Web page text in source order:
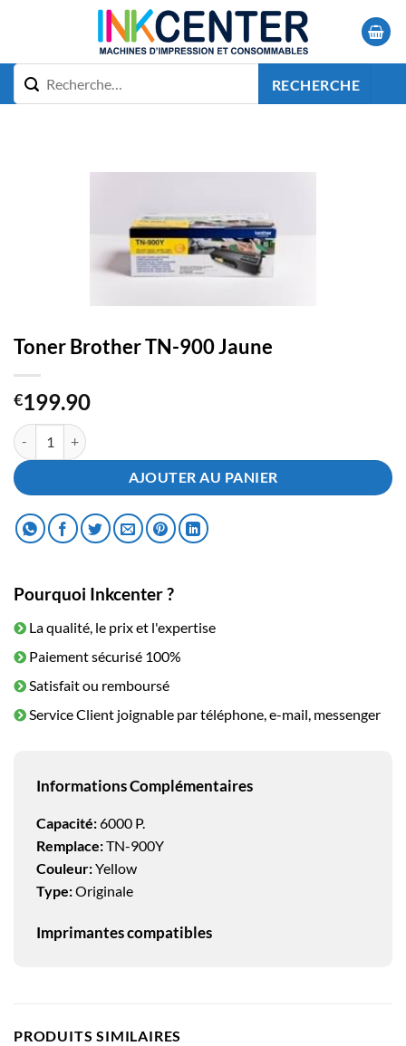
RECHERCHE
Toner Brother TN-900 Jaune
€199.90
quantité de Toner Brother TN-900 Jaune
AJOUTER AU PANIER
Pourquoi Inkcenter ?
La qualité, le prix et l'expertise
Paiement sécurisé 100%
Satisfait ou remboursé
Service Client joignable par téléphone, e-mail, messenger
Informations Complémentaires
Capacité:6000 P.
Remplace:TN-900Y
Couleur:Yellow
Type:Originale
Imprimantes compatibles
PRODUITS SIMILAIRES